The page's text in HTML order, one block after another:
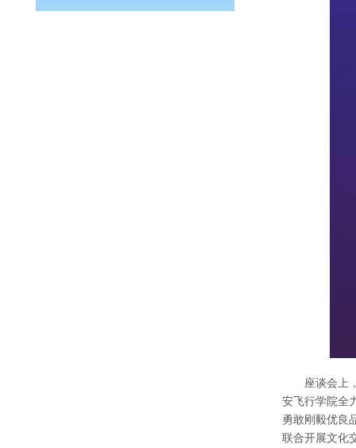
座谈会上
安飞行学院全
勇敢刚毅优良
联合开展文化